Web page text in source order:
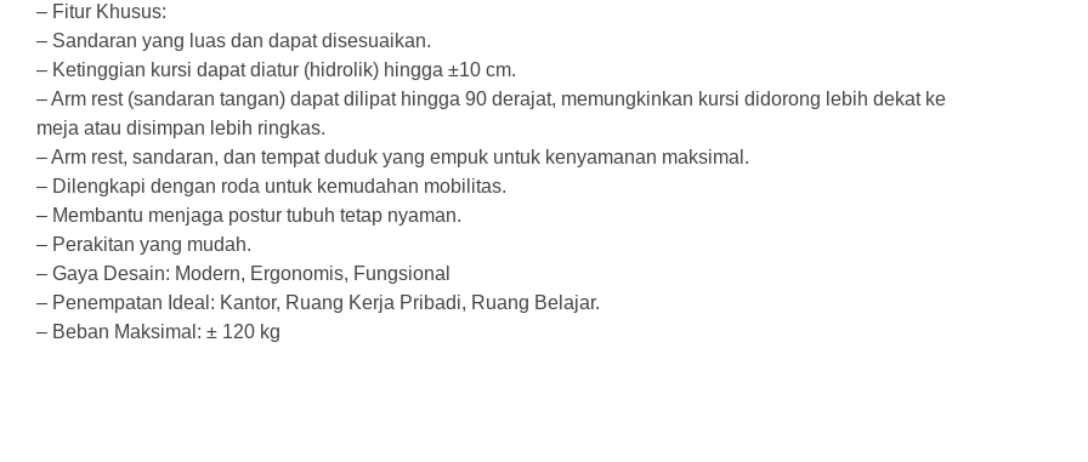
– Fitur Khusus:
– Sandaran yang luas dan dapat disesuaikan.
– Ketinggian kursi dapat diatur (hidrolik) hingga ±10 cm.
– Arm rest (sandaran tangan) dapat dilipat hingga 90 derajat, memungkinkan kursi didorong lebih dekat ke
meja atau disimpan lebih ringkas.
– Arm rest, sandaran, dan tempat duduk yang empuk untuk kenyamanan maksimal.
– Dilengkapi dengan roda untuk kemudahan mobilitas.
– Membantu menjaga postur tubuh tetap nyaman.
– Perakitan yang mudah.
– Gaya Desain: Modern, Ergonomis, Fungsional
– Penempatan Ideal: Kantor, Ruang Kerja Pribadi, Ruang Belajar.
– Beban Maksimal: ± 120 kg